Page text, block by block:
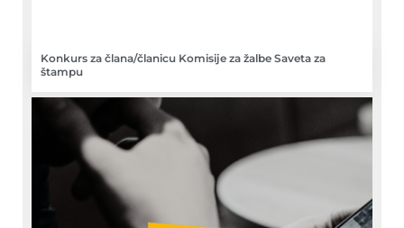
Konkurs za člana/članicu Komisije za žalbe Saveta za
štampu